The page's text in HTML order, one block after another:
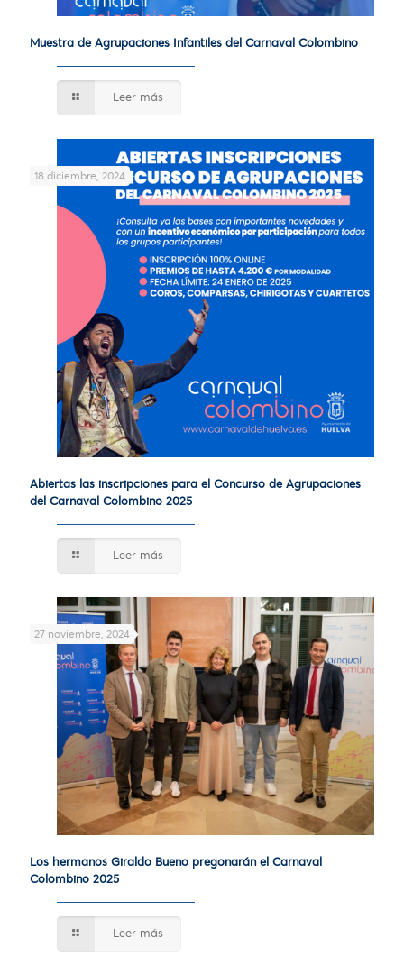
Muestra de Agrupaciones Infantiles del Carnaval Colombino
Leer más
18 diciembre, 2024
Abiertas las inscripciones para el Concurso de Agrupaciones
del Carnaval Colombino 2025
Leer más
27 noviembre, 2024
Los hermanos Giraldo Bueno pregonarán el Carnaval
Colombino 2025
Leer más